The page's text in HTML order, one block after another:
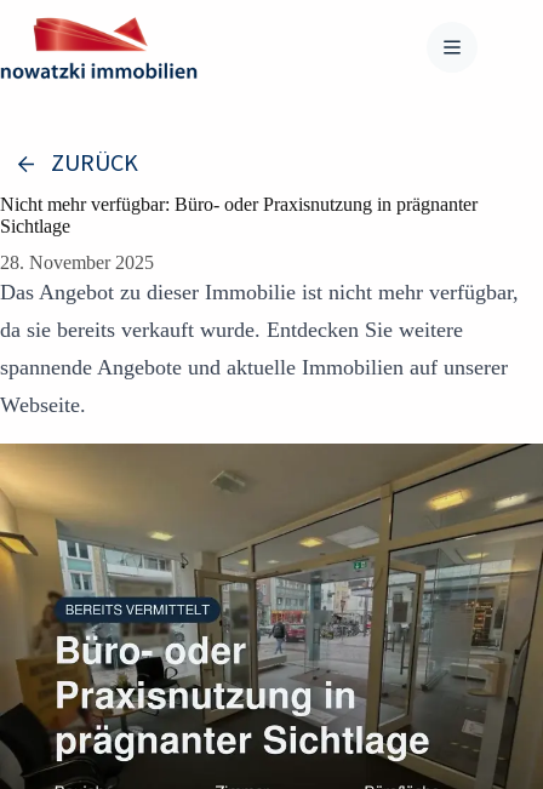
Inhalt
springen
ZURÜCK
Nicht mehr verfügbar: Büro- oder Praxisnutzung in prägnanter
Sichtlage
28. November 2025
Das Angebot zu dieser Immobilie ist nicht mehr verfügbar,
da sie bereits verkauft wurde. Entdecken Sie weitere
spannende Angebote und aktuelle Immobilien auf unserer
Webseite.